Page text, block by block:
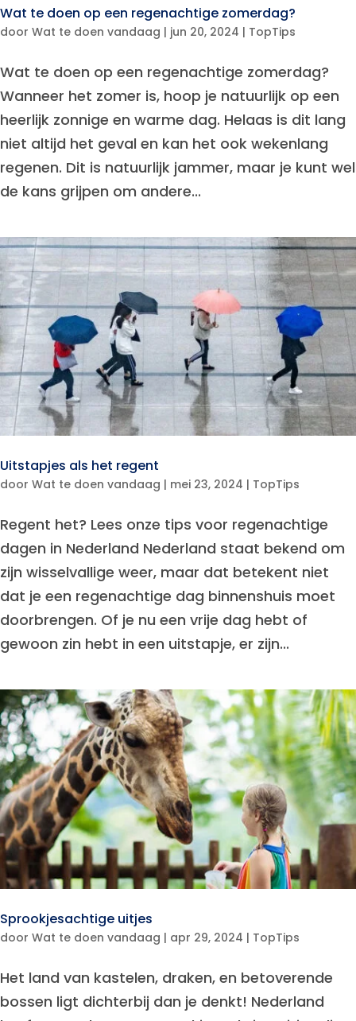
Wat te doen op een regenachtige zomerdag?
door Wat te doen vandaag | jun 20, 2024 | TopTips
Wat te doen op een regenachtige zomerdag?
Wanneer het zomer is, hoop je natuurlijk op een
heerlijk zonnige en warme dag. Helaas is dit lang
niet altijd het geval en kan het ook wekenlang
regenen. Dit is natuurlijk jammer, maar je kunt wel
de kans grijpen om andere...
Uitstapjes als het regent
door Wat te doen vandaag | mei 23, 2024 | TopTips
Regent het? Lees onze tips voor regenachtige
dagen in Nederland Nederland staat bekend om
zijn wisselvallige weer, maar dat betekent niet
dat je een regenachtige dag binnenshuis moet
doorbrengen. Of je nu een vrije dag hebt of
gewoon zin hebt in een uitstapje, er zijn...
Sprookjesachtige uitjes
door Wat te doen vandaag | apr 29, 2024 | TopTips
Het land van kastelen, draken, en betoverende
bossen ligt dichterbij dan je denkt! Nederland